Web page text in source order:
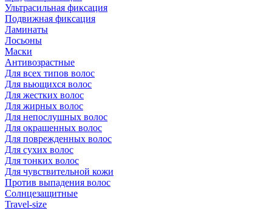
Ультрасильная фиксация
Подвижная фиксация
Ламинаты
Лосьоны
Маски
Антивозрастные
Для всех типов волос
Для вьющихся волос
Для жестких волос
Для жирных волос
Для непослушных волос
Для окрашенных волос
Для поврежденных волос
Для сухих волос
Для тонких волос
Для чувствительной кожи
Против выпадения волос
Солнцезащитные
Travel-size